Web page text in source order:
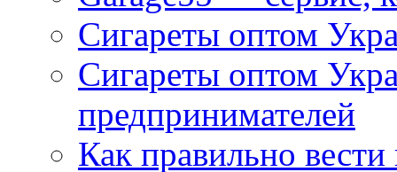
Сигареты оптом
Сигареты оптом
предпринимателей
Как правильно